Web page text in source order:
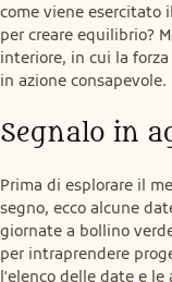
come viene esercitato
per creare equilibrio?
interiore, in cui la
in azione consapevole.
Segnalo in
Prima di esplorare il
segno, ecco alcune
giornate a bollino
per intraprendere
l'elenco delle date e